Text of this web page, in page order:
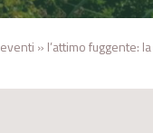
eventi » l’attimo fuggente: